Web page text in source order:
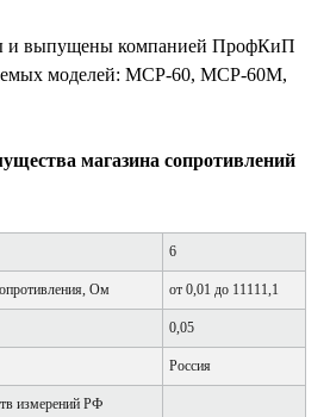
и выпущены компанией ПрофКиП
моделей: МСР-60, МСР-60М,
магазина сопротивлений
6
Ом от 0,01 до 11111,1
0,05
Россия
измерений РФ